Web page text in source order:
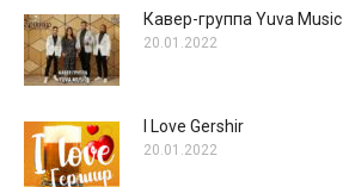
Кавер-группа Yuva Music
20.01.2022
I Love Gershir
20.01.2022